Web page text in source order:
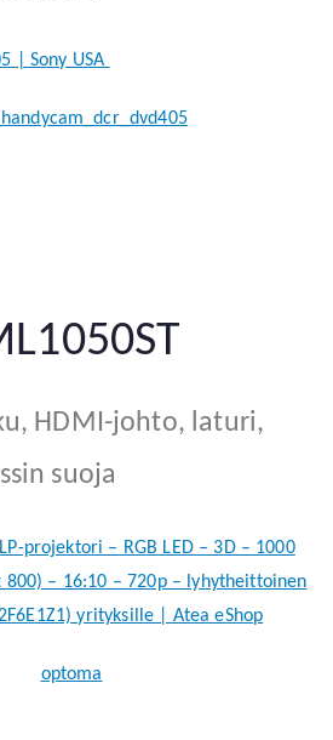
| Sony USA
HDMI-johto, laturi,
suoja
projektori – RGB LED – 3D – 1000
800) – 16:10 – 720p – lyhytheittoinen
yrityksille | Atea eShop